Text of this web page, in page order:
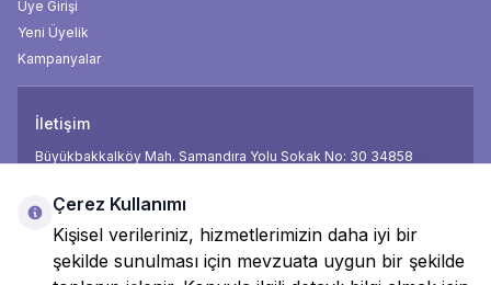
Üye Girişi
Yeni Üyelik
Kampanyalar
İletişim
Büyükbakkalköy Mah. Samandıra Yolu Sokak No: 30 34858
E-Posta
info@mamamax.com.tr
Facebook
İnsta
Çerez Kullanımı
Kişisel verileriniz, hizmetlerimizin daha iyi bir
şekilde sunulması için mevzuata uygun bir şekilde